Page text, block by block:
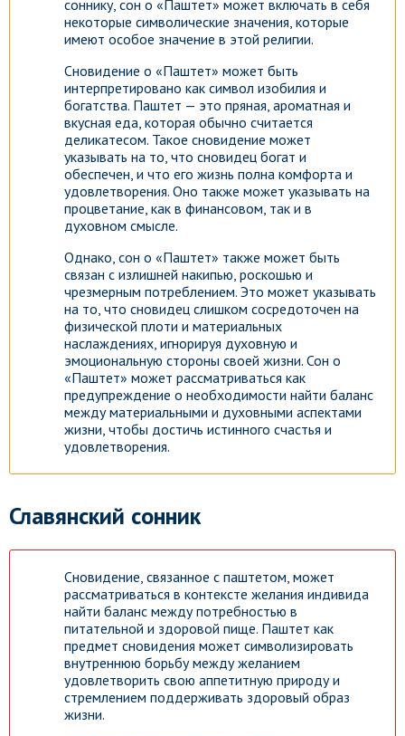
соннику, сон о «Паштет» может включать в себя
некоторые символические значения, которые
имеют особое значение в этой религии.
Сновидение о «Паштет» может быть
интерпретировано как символ изобилия и
богатства. Паштет — это пряная, ароматная и
вкусная еда, которая обычно считается
деликатесом. Такое сновидение может
указывать на то, что сновидец богат и
обеспечен, и что его жизнь полна комфорта и
удовлетворения. Оно также может указывать на
процветание, как в финансовом, так и в
духовном смысле.
Однако, сон о «Паштет» также может быть
связан с излишней накипью, роскошью и
чрезмерным потреблением. Это может указывать
на то, что сновидец слишком сосредоточен на
физической плоти и материальных
наслаждениях, игнорируя духовную и
эмоциональную стороны своей жизни. Сон о
«Паштет» может рассматриваться как
предупреждение о необходимости найти баланс
между материальными и духовными аспектами
жизни, чтобы достичь истинного счастья и
удовлетворения.
Славянский сонник
Сновидение, связанное с паштетом, может
рассматриваться в контексте желания индивида
найти баланс между потребностью в
питательной и здоровой пище. Паштет как
предмет сновидения может символизировать
внутреннюю борьбу между желанием
удовлетворить свою аппетитную природу и
стремлением поддерживать здоровый образ
жизни.